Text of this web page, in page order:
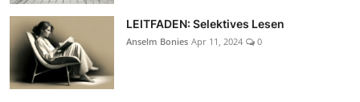
LEITFADEN: Selektives Lesen
Anselm Bonies Apr 11, 2024 0